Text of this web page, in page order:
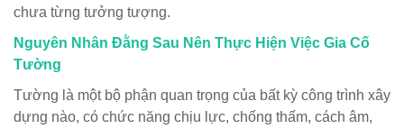
chưa từng tưởng tượng.
Nguyên Nhân Đằng Sau Nên Thực Hiện Việc Gia Cố
Tường
Tường là một bộ phận quan trọng của bất kỳ công trình xây
dựng nào, có chức năng chịu lực, chống thấm, cách âm,